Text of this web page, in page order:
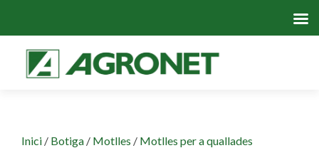
Inici / Botiga / Motlles / Motlles per a quallades